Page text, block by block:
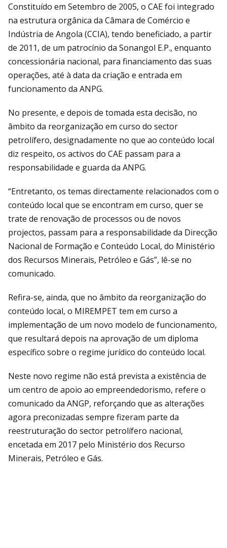
Constituído em Setembro de 2005, o CAE foi integrado
na estrutura orgânica da Câmara de Comércio e
Indústria de Angola (CCIA), tendo beneficiado, a partir
de 2011, de um patrocínio da Sonangol E.P., enquanto
concessionária nacional, para financiamento das suas
operações, até à data da criação e entrada em
funcionamento da ANPG.
No presente, e depois de tomada esta decisão, no
âmbito da reorganização em curso do sector
petrolífero, designadamente no que ao conteúdo local
diz respeito, os activos do CAE passam para a
responsabilidade e guarda da ANPG.
“Entretanto, os temas directamente relacionados com o
conteúdo local que se encontram em curso, quer se
trate de renovação de processos ou de novos
projectos, passam para a responsabilidade da Direcção
Nacional de Formação e Conteúdo Local, do Ministério
dos Recursos Minerais, Petróleo e Gás”, lê-se no
comunicado.
Refira-se, ainda, que no âmbito da reorganização do
conteúdo local, o MIREMPET tem em curso a
implementação de um novo modelo de funcionamento,
que resultará depois na aprovação de um diploma
específico sobre o regime jurídico do conteúdo local.
Neste novo regime não está prevista a existência de
um centro de apoio ao empreendedorismo, refere o
comunicado da ANGP, reforçando que as alterações
agora preconizadas sempre fizeram parte da
reestruturação do sector petrolífero nacional,
encetada em 2017 pelo Ministério dos Recurso
Minerais, Petróleo e Gás.